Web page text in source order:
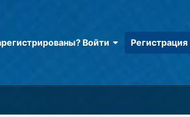
Войти Регистрация